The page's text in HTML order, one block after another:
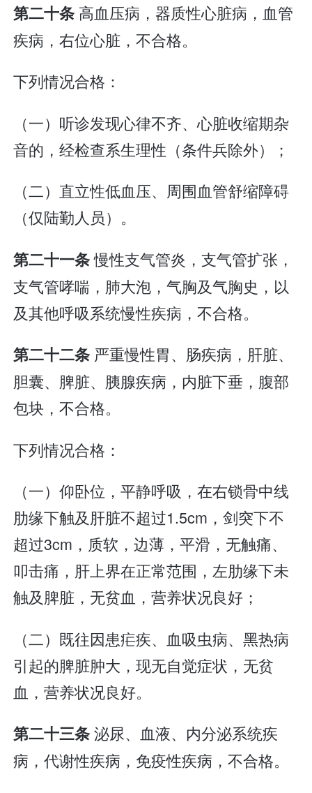
第二十条 高血压病，器质性心脏病，血管
疾病，右位心脏，不合格。
下列情况合格：
（一）听诊发现心律不齐、心脏收缩期杂
音的，经检查系生理性（条件兵除外）；
（二）直立性低血压、周围血管舒缩障碍
（仅陆勤人员）。
第二十一条慢性支气管炎，支气管扩张，
支气管哮喘，肺大泡，气胸及气胸史，以
及其他呼吸系统慢性疾病，不合格。
第二十二条 严重慢性胃、肠疾病，肝脏、
胆囊、脾脏、胰腺疾病，内脏下垂，腹部
包块，不合格。
下列情况合格：
（一）仰卧位，平静呼吸，在右锁骨中线
肋缘下触及肝脏不超过1.5cm，剑突下不
超过3cm，质软，边薄，平滑，无触痛、
叩击痛，肝上界在正常范围，左肋缘下未
触及脾脏，无贫血，营养状况良好；
（二）既往因患疟疾、血吸虫病、黑热病
引起的脾脏肿大，现无自觉症状，无贫
血，营养状况良好。
第二十三条泌尿、血液、内分泌系统疾
病，代谢性疾病，免疫性疾病，不合格。